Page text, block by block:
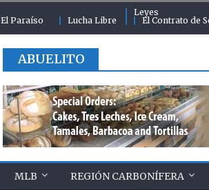
El Paraíso Lucha Libre
Leyes
El Contrato de
ABUELITO
MLB REGIÓN CARBONÍFERA